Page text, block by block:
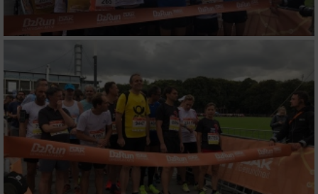
Verwendung reduzierter Daten zur Auswahl
von Inhalten
IAB-Besonderheiten:
Verwendung genauer Standortdaten
Geräte anhand von aktiv angeforderten
Informationen identifizieren
Nicht-IAB-Verarbeitungszwecke:
Notwendig